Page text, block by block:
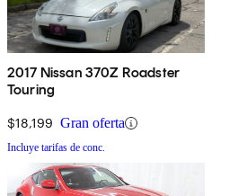
2017 Nissan 370Z Roadster
Touring
$18,199 Gran oferta
Incluye tarifas de conc.